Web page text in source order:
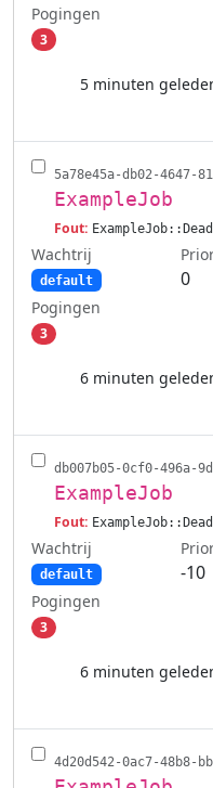
Pogingen
3
5 minuten
5a78e45a-db02-4647-
ExampleJob
Fout:
Wachtrij
default 0
Pogingen
3
6 minuten
db007b05-0cf0-496a-
ExampleJob
Fout:
Wachtrij
default -10
Pogingen
3
6 minuten
4d20d542-0ac7-48b8-